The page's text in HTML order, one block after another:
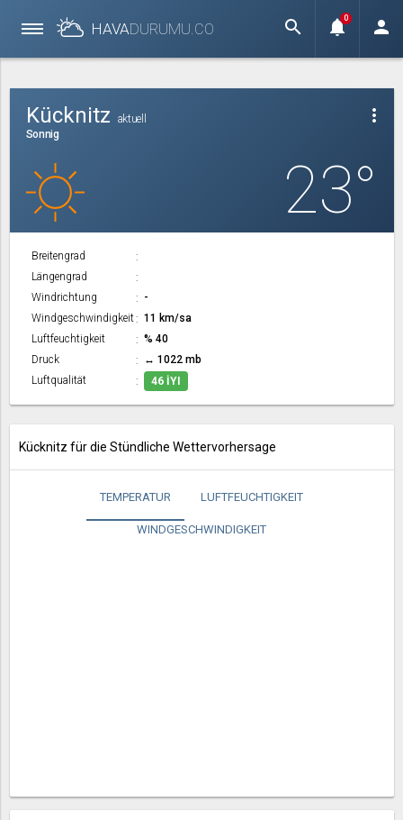
HAVADURUMU.CO search notifications
0 person
more_vert
Kücknitz
aktuell
Sonnig
23°
Breitengrad
Längengrad
Windrichtung
-
Windgeschwindigkeit
11 km/sa
Luftfeuchtigkeit
% 40
Druck
↔ 1022 mb
Luftqualität
46 İYI
Kücknitz für die Stündliche Wettervorhersage
TEMPERATUR LUFTFEUCHTIGKEIT
WINDGESCHWINDIGKEIT